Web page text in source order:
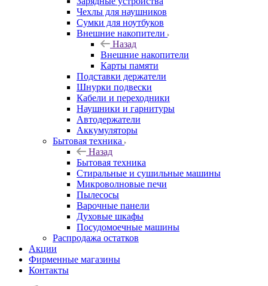
Чехлы для наушников
Сумки для ноутбуков
Внешние накопители
Назад
Внешние накопители
Карты памяти
Подставки держатели
Шнурки подвески
Кабели и переходники
Наушники и гарнитуры
Автодержатели
Аккумуляторы
Бытовая техника
Назад
Бытовая техника
Стиральные и сушильные машины
Микроволновые печи
Пылесосы
Варочные панели
Духовые шкафы
Посудомоечные машины
Распродажа остатков
Акции
Фирменные магазины
Контакты